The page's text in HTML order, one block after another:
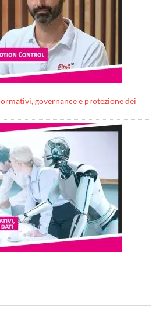
governance e protezione dei